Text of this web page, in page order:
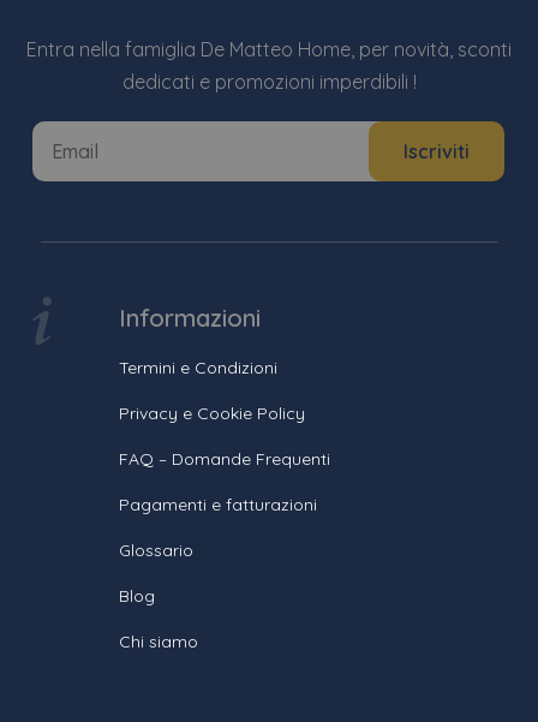
Entra nella famiglia De Matteo Home, per novità, sconti
dedicati e promozioni imperdibili !
Informazioni
Termini e Condizioni
Privacy e Cookie Policy
FAQ – Domande Frequenti
Pagamenti e fatturazioni
Glossario
Blog
Chi siamo